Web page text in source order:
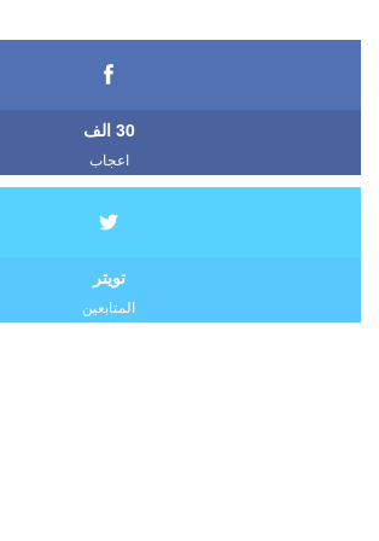
30 الف
اعجاب
تويتر
المتابعين